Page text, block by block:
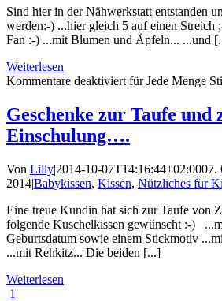
Sind hier in der Nähwerkstatt entstanden
werden:-) ...hier gleich 5 auf einen
Fan :-) ...mit Blumen und Äpfeln... ...und
Weiterlesen
Kommentare deaktiviert für Jede Menge
Geschenke zur Taufe und
Einschulung….
Von Lilly|2014-10-07T14:16:44+02:0007.
2014|Babykissen, Kissen, Nützliches für
Eine treue Kundin hat sich zur Taufe von
folgende Kuschelkissen gewünscht :-)
Geburtsdatum sowie einem Stickmotiv
...mit Rehkitz... Die beiden [...]
Weiterlesen
1